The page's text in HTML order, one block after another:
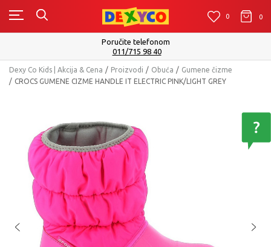
0 0 0
Poručite telefonom
011/715 98 40
Dexy Co Kids | Akcija & Cena Proizvodi Obuća
Gumene čizme
CROCS GUMENE CIZME HANDLE IT ELECTRIC PINK/LIGHT GREY